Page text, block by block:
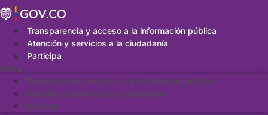
Saltar
al
contenidoTransparencia y acceso a la información pública
Atención y servicios a la ciudadanía
Participa
Menu
Transparencia y acceso a la información pública
Atención y servicios a la ciudadanía
Participa